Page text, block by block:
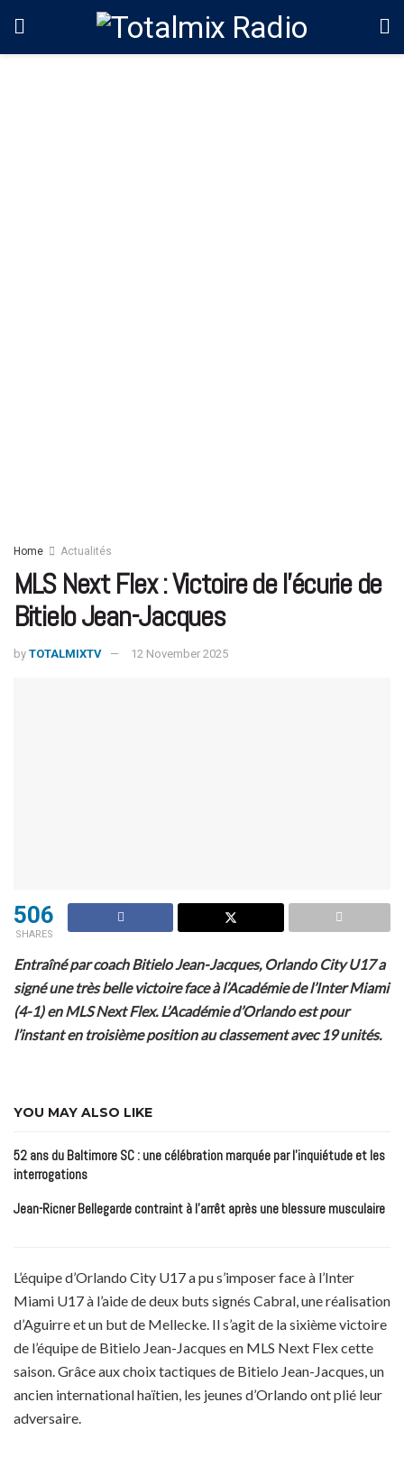
Home Actualités
MLS Next Flex : Victoire de l’écurie de
Bitielo Jean-Jacques
by TOTALMIXTV 12 November 2025
506
SHARES
Entraîné par coach Bitielo Jean-Jacques, Orlando City U17 a
signé une très belle victoire face à l’Académie de l’Inter Miami
(4-1) en MLS Next Flex. L’Académie d’Orlando est pour
l’instant en troisième position au classement avec 19 unités.
YOU MAY ALSO LIKE
52 ans du Baltimore SC : une célébration marquée par l’inquiétude et les
interrogations
Jean-Ricner Bellegarde contraint à l’arrêt après une blessure musculaire
L’équipe d’Orlando City U17 a pu s’imposer face à l’Inter
Miami U17 à l’aide de deux buts signés Cabral, une réalisation
d’Aguirre et un but de Mellecke. Il s’agit de la sixième victoire
de l’équipe de Bitielo Jean-Jacques en MLS Next Flex cette
saison. Grâce aux choix tactiques de Bitielo Jean-Jacques, un
ancien international haïtien, les jeunes d’Orlando ont plié leur
adversaire.